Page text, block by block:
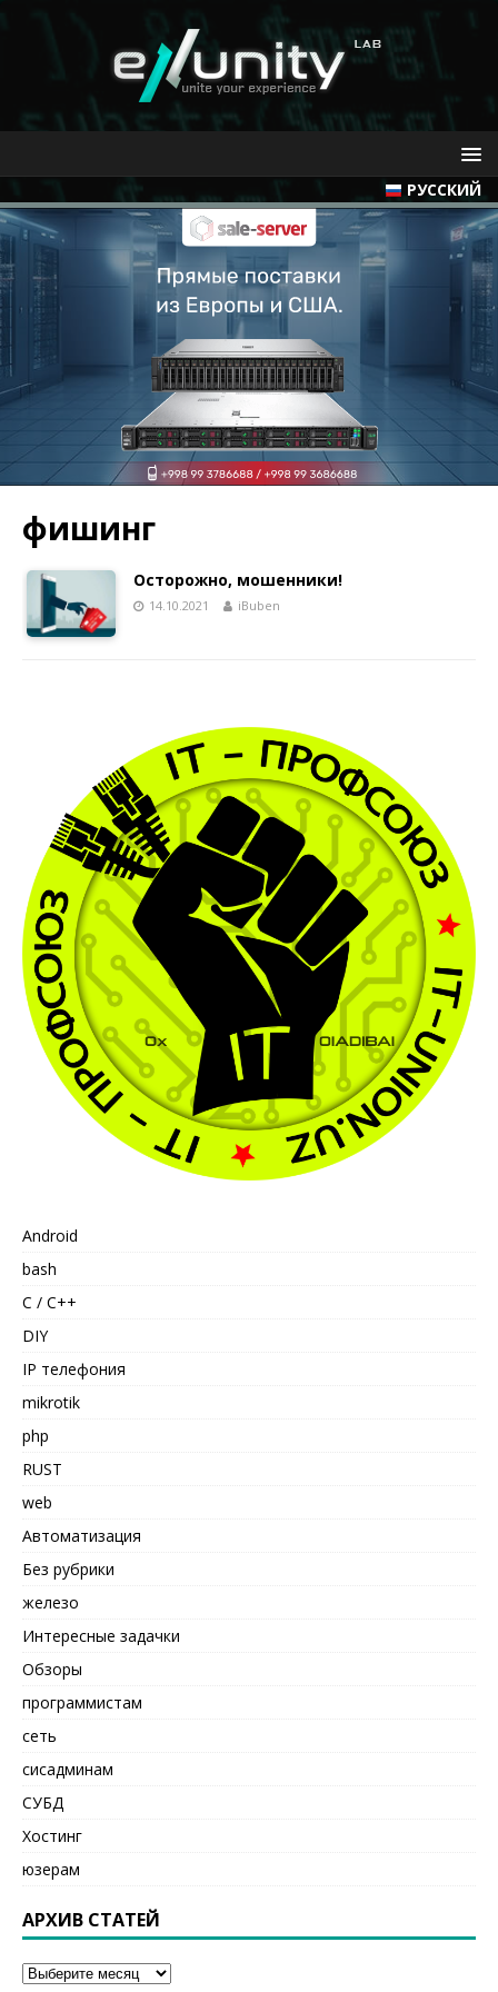
РУССКИЙ
фишинг
Осторожно, мошенники!
14.10.2021 iBuben
Android
bash
C / C++
DIY
IP телефония
mikrotik
php
RUST
web
Автоматизация
Без рубрики
железо
Интересные задачки
Обзоры
программистам
сеть
сисадминам
СУБД
Хостинг
юзерам
АРХИВ СТАТЕЙ